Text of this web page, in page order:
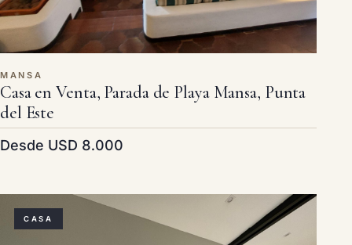
MANSA
Casa en Venta, Parada de Playa Mansa, Punta
del Este
Desde USD 8.000
CASA